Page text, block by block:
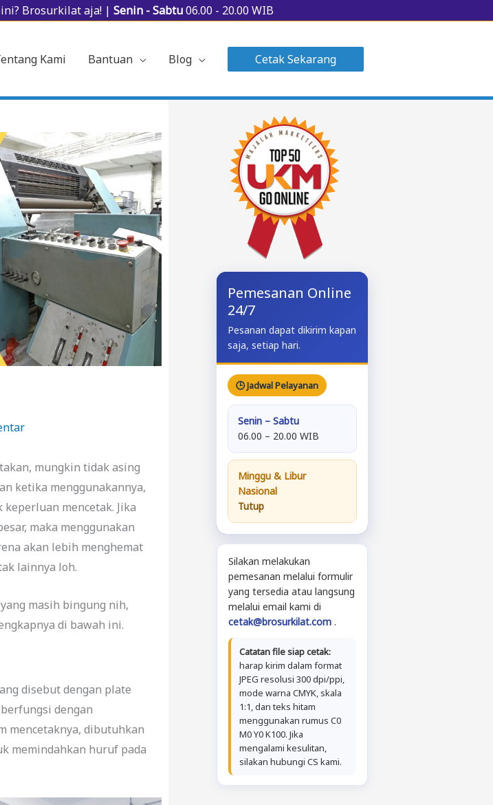
Brosurkilat aja! | Senin - Sabtu06.00 - 20.00 WIB
Kami Bantuan Blog Cetak Sekarang
mungkin tidak asing
ketika menggunakannya,
mencetak. Jika
maka menggunakan
akan lebih menghemat
lainnya loh.
masih bingung nih,
di bawah ini.
disebut dengan plate
dengan
mencetaknya, dibutuhkan
memindahkan huruf pada
Pemesanan Online
24/7
Pesanan dapat dikirim kapan
saja, setiap hari.
🕒 Jadwal Pelayanan
Senin – Sabtu
06.00 – 20.00 WIB
Minggu & Libur
Nasional
Tutup
Silakan melakukan
pemesanan melalui formulir
yang tersedia atau langsung
melalui email kami di
cetak@brosurkilat.com .
Catatan file siap cetak:
harap kirim dalam format
JPEG resolusi 300 dpi/ppi,
mode warna CMYK, skala
1:1, dan teks hitam
menggunakan rumus C0
M0 Y0 K100. Jika
mengalami kesulitan,
silakan hubungi CS kami.